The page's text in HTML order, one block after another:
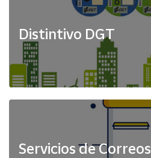
Distintivo DGT
Servicios de Correos